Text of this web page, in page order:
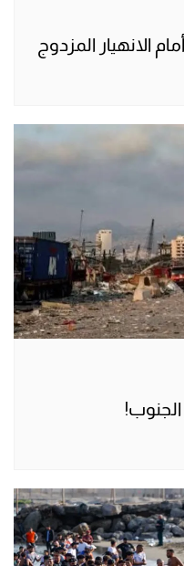
الانهيار المزدوج